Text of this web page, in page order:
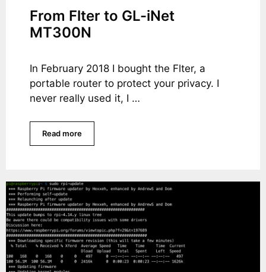
From Flter to GL-iNet
MT300N
In February 2018 I bought the Flter, a
portable router to protect your privacy. I
never really used it, I …
Read more